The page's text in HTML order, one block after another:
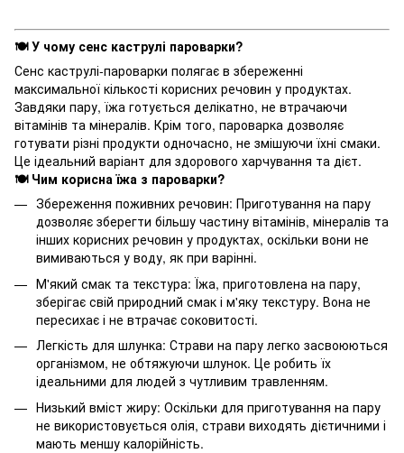
🍽️ У чому сенс каструлі пароварки?
Сенс каструлі-пароварки полягає в збереженні
максимальної кількості корисних речовин у продуктах.
Завдяки пару, їжа готується делікатно, не втрачаючи
вітамінів та мінералів. Крім того, пароварка дозволяє
готувати різні продукти одночасно, не змішуючи їхні смаки.
Це ідеальний варіант для здорового харчування та дієт.
🍽️ Чим корисна їжа з пароварки?
Збереження поживних речовин: Приготування на пару
дозволяє зберегти більшу частину вітамінів, мінералів та
інших корисних речовин у продуктах, оскільки вони не
вимиваються у воду, як при варінні.
М'який смак та текстура: Їжа, приготовлена на пару,
зберігає свій природний смак і м'яку текстуру. Вона не
пересихає і не втрачає соковитості.
Легкість для шлунка: Страви на пару легко засвоюються
організмом, не обтяжуючи шлунок. Це робить їх
ідеальними для людей з чутливим травленням.
Низький вміст жиру: Оскільки для приготування на пару
не використовується олія, страви виходять дієтичними і
мають меншу калорійність.